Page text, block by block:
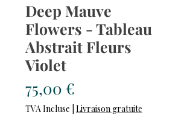
Deep Mauve
Flowers - Tableau
Abstrait Fleurs
Violet
75,00 €
TVA Incluse Livraison gratuite